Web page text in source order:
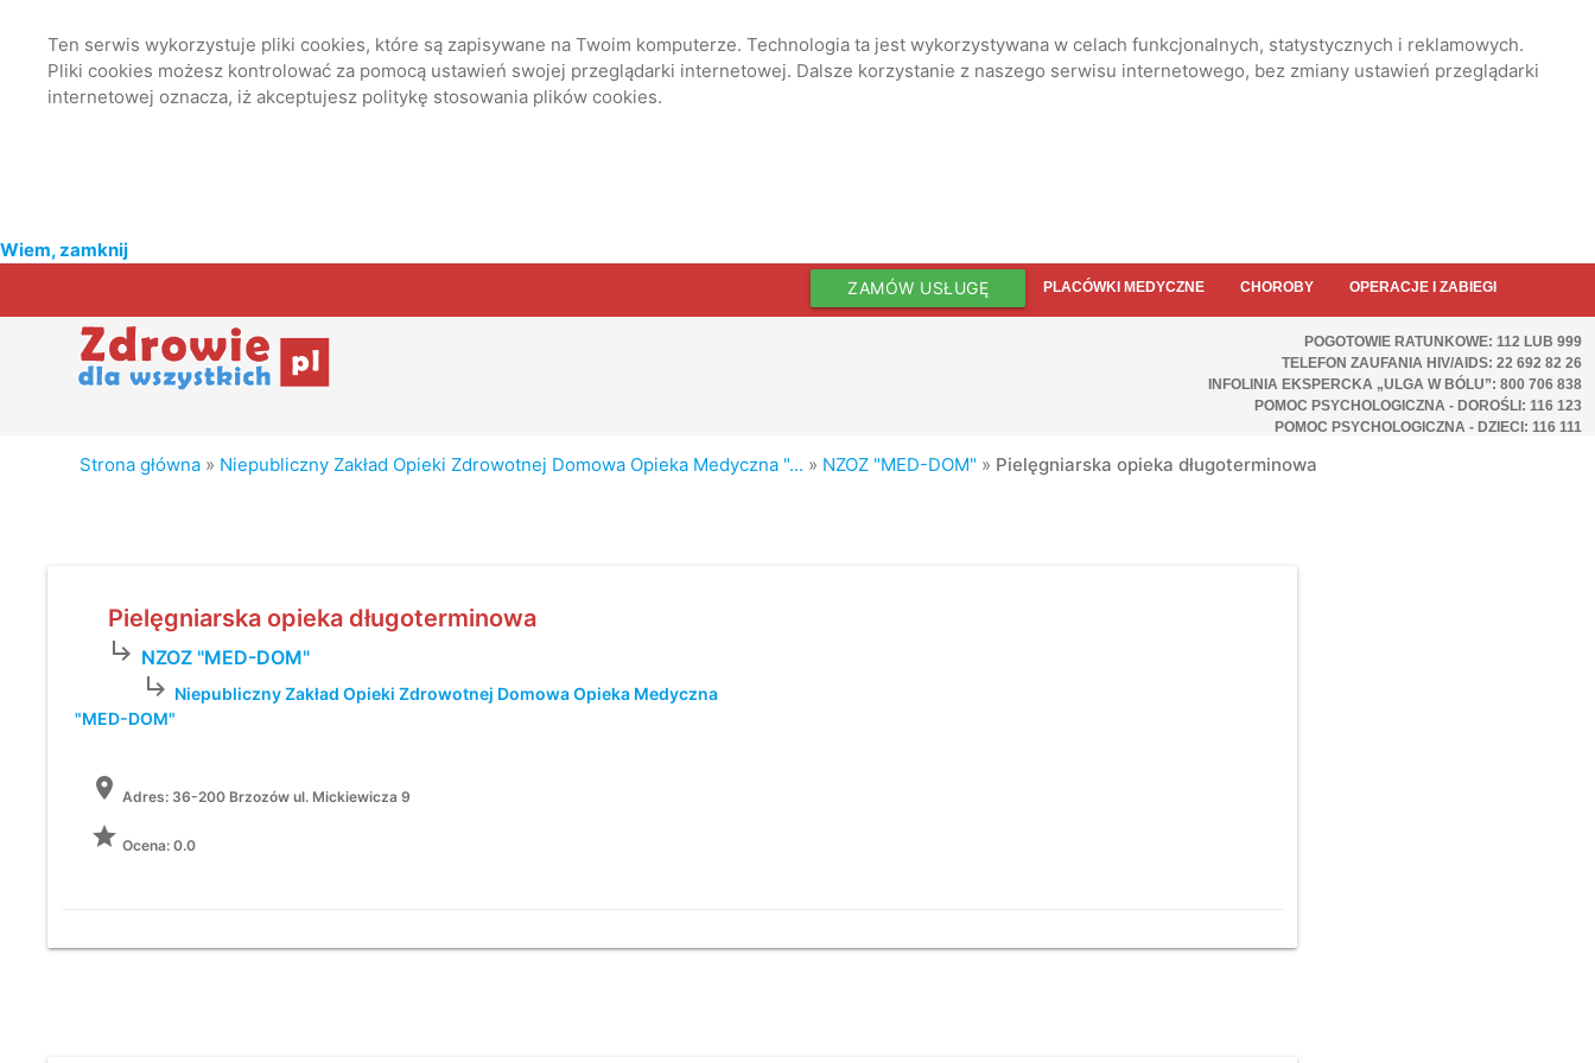
Ten serwis wykorzystuje pliki cookies, które są zapisywane na Twoim komputerze. Technologia ta jest wykorzystywana w celach funkcjonalnych, statystycznych i reklamowych.
Pliki cookies możesz kontrolować za pomocą ustawień swojej przeglądarki internetowej. Dalsze korzystanie z naszego serwisu internetowego, bez zmiany ustawień przeglądarki
internetowej oznacza, iż akceptujesz politykę stosowania plików cookies.
Wiem, zamknij
ZAMÓW USŁUGĘ PLACÓWKI MEDYCZNE CHOROBY OPERACJE I ZABIEGI
POGOTOWIE RATUNKOWE: 112 LUB 999
TELEFON ZAUFANIA HIV/AIDS: 22 692 82 26
INFOLINIA EKSPERCKA „ULGA W BÓLU”: 800 706 838
POMOC PSYCHOLOGICZNA - DOROŚLI: 116 123
POMOC PSYCHOLOGICZNA - DZIECI: 116 111
Strona główna » Niepubliczny Zakład Opieki Zdrowotnej Domowa Opieka Medyczna "... » NZOZ "MED-DOM" » Pielęgniarska opieka długoterminowa
Pielęgniarska opieka długoterminowa
subdirectory_arrow_right NZOZ "MED-DOM"
subdirectory_arrow_right Niepubliczny Zakład Opieki Zdrowotnej Domowa Opieka Medyczna
"MED-DOM"
location_on Adres:36-200 Brzozów ul. Mickiewicza 9
grade Ocena: 0.0